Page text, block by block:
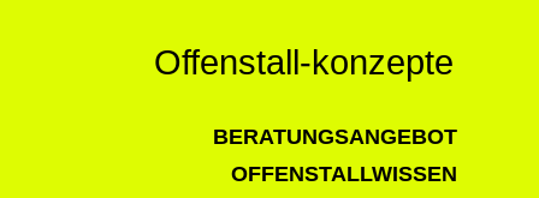
Offenstall-konzepte
BERATUNGSANGEBOT
OFFENSTALLWISSEN